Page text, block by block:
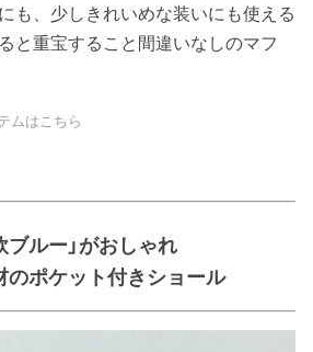
も、少しきれいめな装いにも使える
と重宝すること間違いなしのマフ
ムはこちら
ブルー」がおしゃれ
のポケット付きショール